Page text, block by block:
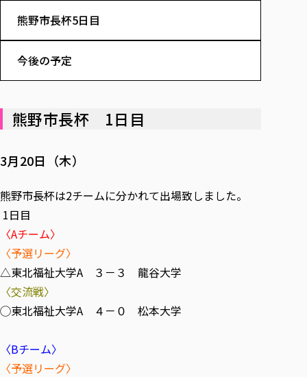
学生自主活動支援
社会人学生の育児支援（一時預かり）
学生総合補償制度
スポーツ傷害保険
熊野市長杯5日目
今後の予定
熊野市長杯 1日目
3月20日（木）
熊野市長杯は2チームに分かれて出場致しました。
1日目
〈Aチーム〉
〈予選リーグ〉
△東北福祉大学A ３－３ 龍谷大学
〈交流戦〉
◯東北福祉大学A ４－０ 松本大学
〈Bチーム〉
〈予選リーグ〉